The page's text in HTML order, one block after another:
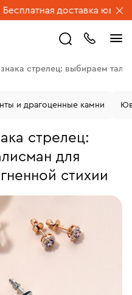
ювелирных
стрелец: выбираем
стрелец:
для
стихии
и драгоценные камни